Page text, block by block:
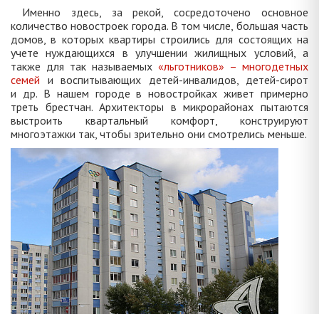
Именно здесь, за рекой, сосредоточено основное
количество новостроек города. В том числе, большая часть
домов, в которых квартиры строились для состоящих на
учете нуждающихся в улучшении жилищных условий, а
также для так называемых «льготников» – многодетных
семей и воспитывающих детей-инвалидов, детей-сирот
и др. В нашем городе в новостройках живет примерно
треть брестчан. Архитекторы в микрорайонах пытаются
выстроить квартальный комфорт, конструируют
многоэтажки так, чтобы зрительно они смотрелись меньше.